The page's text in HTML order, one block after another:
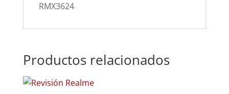
RMX3624
Productos relacionados